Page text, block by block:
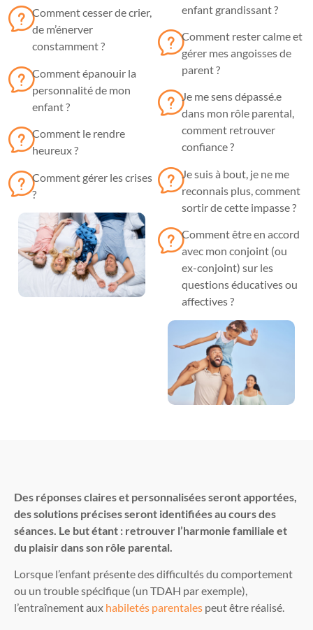
Comment cesser de crier,
de m’énerver
constamment ?
Comment épanouir la
personnalité de mon
enfant ?
Comment le rendre
heureux ?
Comment gérer les crises
?
enfant grandissant ?
Comment rester calme et
gérer mes angoisses de
parent ?
Je me sens dépassé.e
dans mon rôle parental,
comment retrouver
confiance ?
Je suis à bout, je ne me
reconnais plus, comment
sortir de cette impasse ?
Comment être en accord
avec mon conjoint (ou
ex-conjoint) sur les
questions éducatives ou
affectives ?
Des réponses claires et personnalisées seront apportées,
des solutions précises seront identifiées au cours des
séances. Le but étant : retrouver l’harmonie familiale et
du plaisir dans son rôle parental.
Lorsque l’enfant présente des difficultés du comportement
ou un trouble spécifique (un TDAH par exemple),
l’entraînement aux habiletés parentales peut être réalisé.